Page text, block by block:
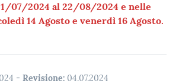
07/2024 al 22/08/2024 e nelle
14 Agosto e venerdì 16 Agosto.
- Revisione: 04.07.2024